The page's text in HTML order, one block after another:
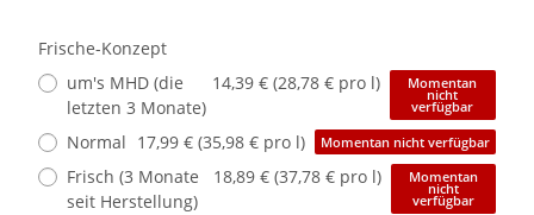
Frische-Konzept
um's MHD (die
letzten 3 Monate)
14,39 € (28,78 € pro l) Momentan
nicht
verfügbar
Normal 17,99 € (35,98 € pro l) Momentan nicht verfügbar
Frisch (3 Monate
seit Herstellung)
18,89 € (37,78 € pro l) Momentan
nicht
verfügbar